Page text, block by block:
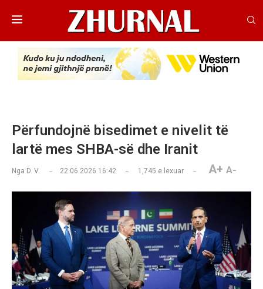
Përfundojnë bisedimet e nivelit të
lartë mes SHBA-së dhe Iranit
Nga D. V. 22.06.2026 16:42 1,745 e lexuar A+ A-